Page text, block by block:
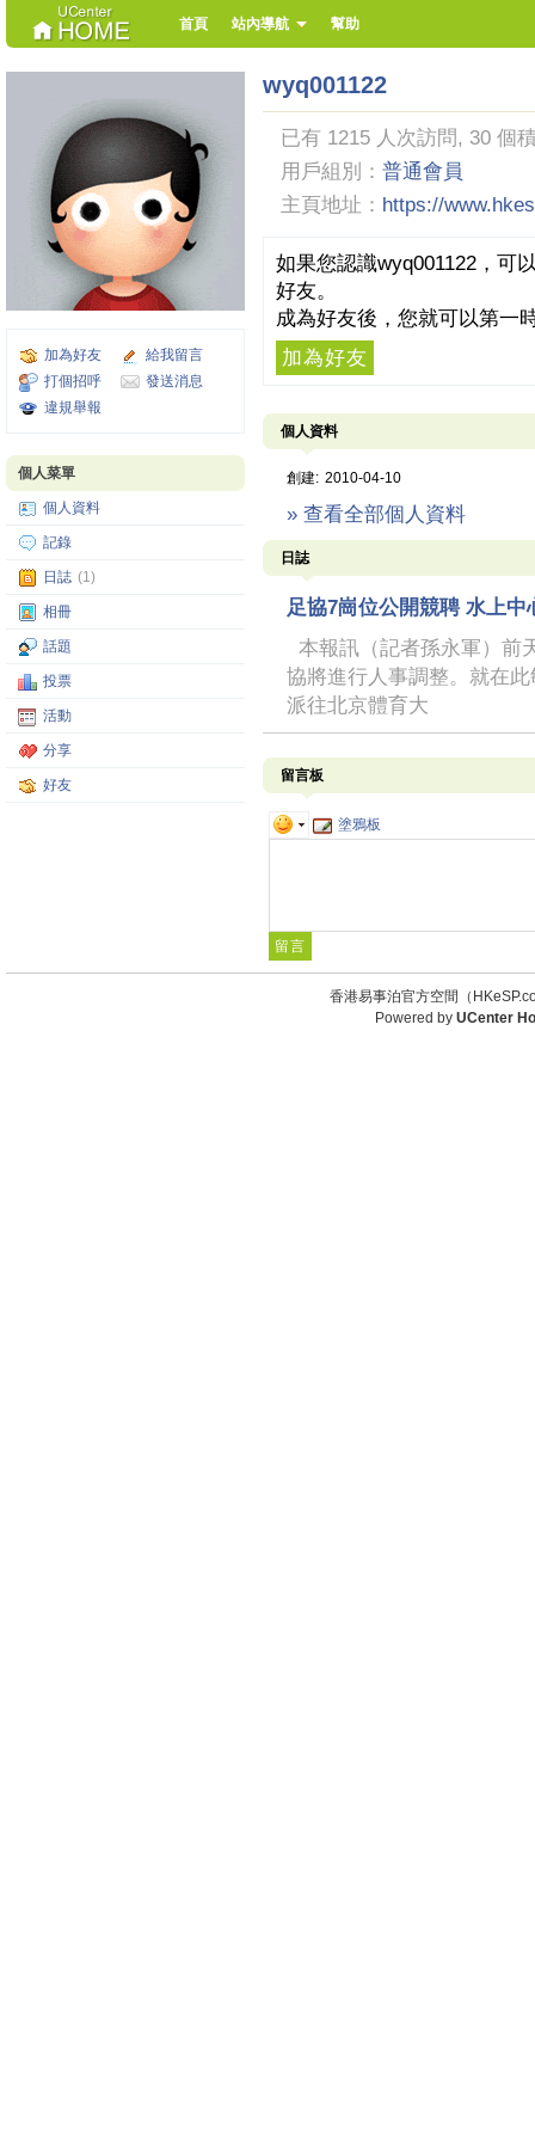
首頁 站內導航 幫助
加為好友
給我留言
打個招呼
發送消息
違規舉報
個人菜單
個人資料
記錄
日誌 (1)
相冊
話題
投票
活動
分享
好友
wyq001122
已有 1215 人次訪問, 30 個
用戶組別： 普通會員
主頁地址： https://
如果您認識wyq001122，可
好友。
成為好友後，您就可以第一
加為好友
個人資料
創建: 2010-04-10
» 查看全部個人資料
日誌
足協7崗位公開競聘 水上中
本報訊（記者孫永軍）前
協將進行人事調整。就在
派往北京體育大
留言板
塗鴉板
香港易事泊官方空間（
Powered by UCenter